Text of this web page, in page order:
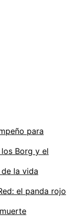
para
Borg y el
la vida
el panda rojo